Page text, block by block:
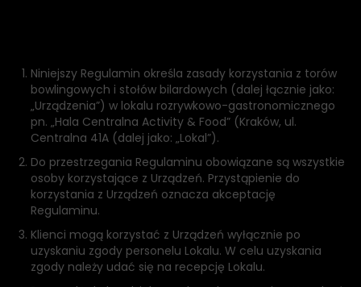
Niniejszy Regulamin określa zasady korzystania z torów
bowlingowych i stołów bilardowych (dalej łącznie jako:
„Urządzenia”) w lokalu rozrywkowo-gastronomicznego
pn. „Hala Centralna Activity & Food” (Kraków, ul.
Centralna 41A (dalej jako: „Lokal”).
Do przestrzegania Regulaminu obowiązane są wszystkie
osoby korzystające z Urządzeń. Przystąpienie do
korzystania z Urządzeń oznacza akceptację
Regulaminu.
Klienci mogą korzystać z Urządzeń wyłącznie po
uzyskaniu zgody personelu Lokalu. W celu uzyskania
zgody należy udać się na recepcję Lokalu.